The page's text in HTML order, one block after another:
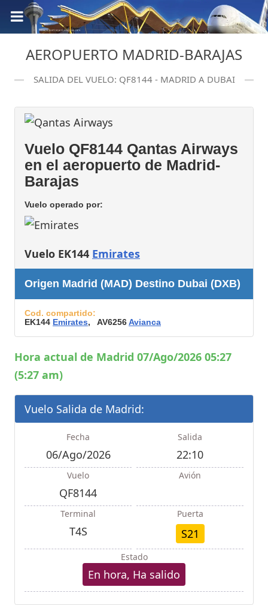
AEROPUERTO MADRID-BARAJAS
SALIDA DEL VUELO: QF8144 - MADRID A DUBAI
Vuelo QF8144 Qantas Airways
en el aeropuerto de Madrid-
Barajas
Vuelo operado por:
Vuelo EK144 Emirates
Origen Madrid (MAD) Destino Dubai (DXB)
Cod. compartido:
EK144 Emirates, AV6256Avianca
Hora actual de Madrid 07/Ago/2026 05:27
(5:27 am)
Vuelo Salida de Madrid:
Fecha
06/Ago/2026
Salida
22:10
Vuelo
QF8144
Avión
Terminal
T4S
Puerta
S21
Estado
En hora, Ha salido